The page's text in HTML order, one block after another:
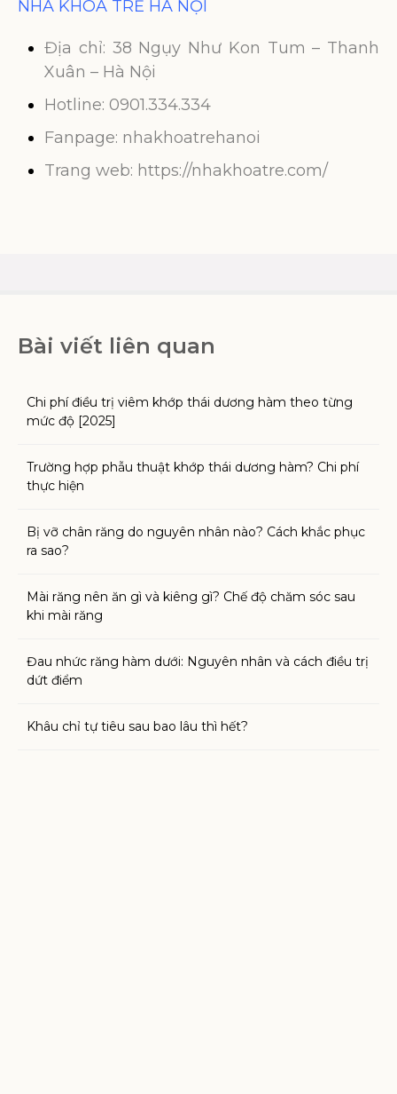
NHA KHOA TRẺ HÀ NỘI
Địa chỉ: 38 Ngụy Như Kon Tum – Thanh
Xuân – Hà Nội
Hotline: 0901.334.334
Fanpage: nhakhoatrehanoi
Trang web: https://nhakhoatre.com/
Bài viết liên quan
Chi phí điều trị viêm khớp thái dương hàm theo từng
mức độ [2025]
Trường hợp phẫu thuật khớp thái dương hàm? Chi phí
thực hiện
Bị vỡ chân răng do nguyên nhân nào? Cách khắc phục
ra sao?
Mài răng nên ăn gì và kiêng gì? Chế độ chăm sóc sau
khi mài răng
Đau nhức răng hàm dưới: Nguyên nhân và cách điều trị
dứt điểm
Khâu chỉ tự tiêu sau bao lâu thì hết?